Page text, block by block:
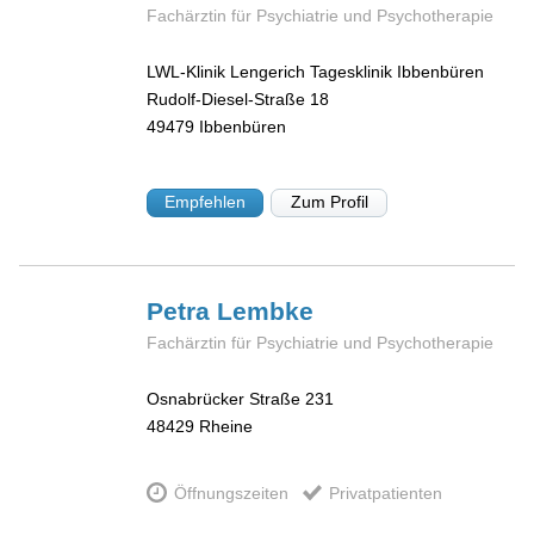
Fachärztin für Psychiatrie und Psychotherapie
LWL-Klinik Lengerich Tagesklinik Ibbenbüren
Rudolf-Diesel-Straße 18
49479 Ibbenbüren
Empfehlen Zum Profil
Petra Lembke
Fachärztin für Psychiatrie und Psychotherapie
Osnabrücker Straße 231
48429 Rheine
Öffnungszeiten Privatpatienten